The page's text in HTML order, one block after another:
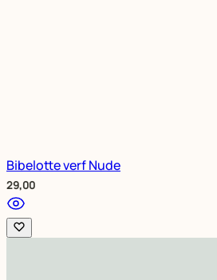
Bibelotte verf Nude
29,00